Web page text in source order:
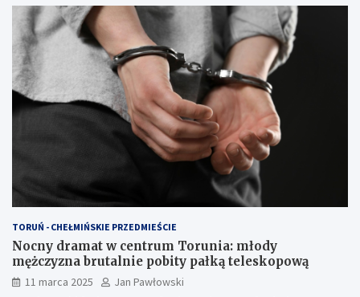
TORUŃ - CHEŁMIŃSKIE PRZEDMIEŚCIE
Nocny dramat w centrum Torunia: młody
mężczyzna brutalnie pobity pałką teleskopową
11 marca 2025
Jan Pawłowski